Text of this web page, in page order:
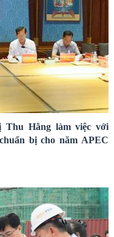
Hằng làm việc với
bị cho năm APEC